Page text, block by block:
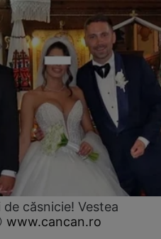
de căsnicie! Vestea
www.cancan.ro